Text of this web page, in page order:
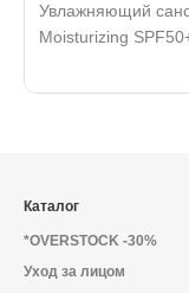
Увлажняющий
Moisturizing
Каталог
*OVERSTOCK -30%
Уход за лицом